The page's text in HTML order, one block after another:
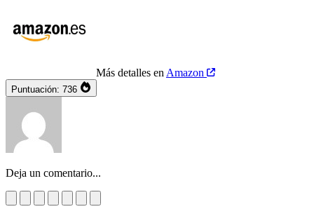
Más detalles en Amazon
Puntuación: 736
Deja un comentario...